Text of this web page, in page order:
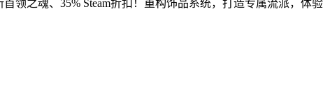
领之魂、35% Steam折扣！重构饰品系统，打造专属流派，体